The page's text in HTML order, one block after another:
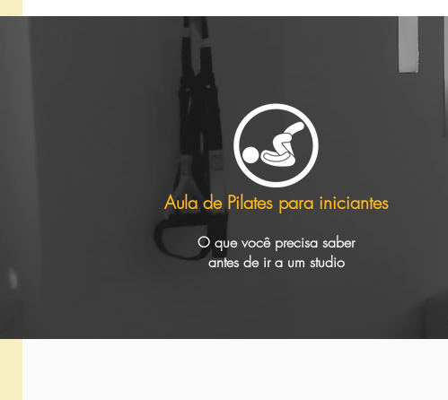
Aula de Pilates para iniciantes
O que você precisa saber
antes de ir a um studio